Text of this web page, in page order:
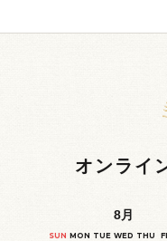
オンライ
8月
SUN MON TUE WED THU